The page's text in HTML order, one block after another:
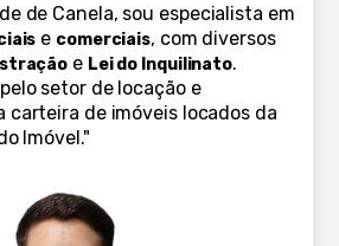
de Canela, sou especialista em
e comerciais, com diversos
e Lei do Inquilinato.
setor de locação e
carteira de imóveis locados da
Imóvel."